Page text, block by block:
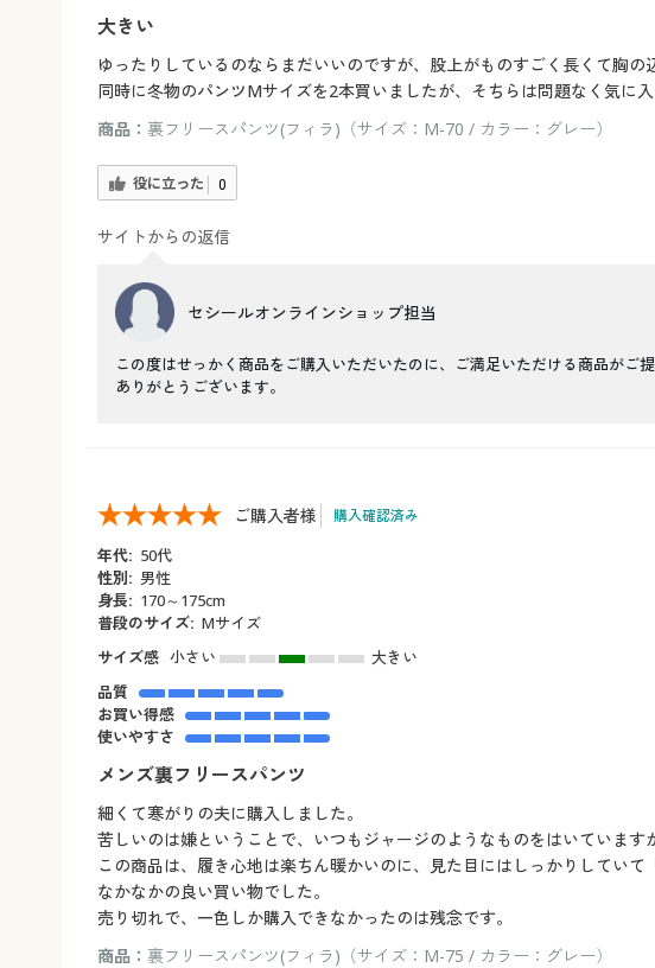
大きい
ゆったりしているのならまだいいのですが、股上がものすごく長くて胸
同時に冬物のパンツMサイズを2本買いましたが、そちらは問題なく気に入
商品： 裏フリースパンツ(フィラ)（サイズ：M-70 / カラー：グレー）
役に立った 0
サイトからの返信
セシールオンラインショップ担当
この度はせっかく商品をご購入いただいたのに、ご満足いただける商品が
ありがとうございます。
ご購入者様 購入確認済み
年代: 50代
性別: 男性
身長: 170～175cm
普段のサイズ: Mサイズ
サイズ感 小さい
大きい
品質
お買い得感
使いやすさ
メンズ裏フリースパンツ
細くて寒がりの夫に購入しました。
苦しいのは嫌ということで、いつもジャージのようなものをはいています
この商品は、履き心地は楽ちん暖かいのに、見た目にはしっかりしていて
なかなかの良い買い物でした。
売り切れで、一色しか購入できなかったのは残念です。
商品： 裏フリースパンツ(フィラ)（サイズ：M-75 / カラー：グレー）